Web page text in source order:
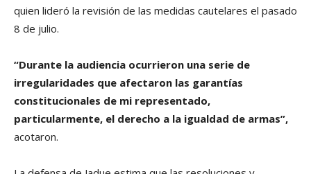
quien lideró la revisión de las medidas cautelares el pasado
8 de julio.
“Durante la audiencia ocurrieron una serie de
irregularidades que afectaron las garantías
constitucionales de mi representado,
particularmente, el derecho a la igualdad de armas”,
acotaron.